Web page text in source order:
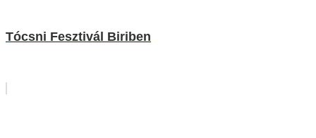
Tócsni Fesztivál Biriben